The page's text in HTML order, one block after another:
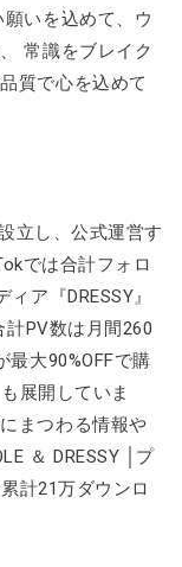
いを込めて、ウ
常識をブレイク
質で心を込めて
立し、公式運営す
では合計フォロ
ア『DRESSY』
PV数は月間260
大90%OFFで購
展開していま
まつわる情報や
＆ DRESSY │プ
計21万ダウンロ